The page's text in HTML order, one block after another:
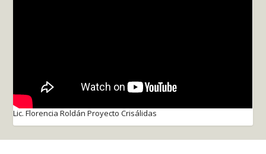
Lic. Florencia Roldán Proyecto Crisálidas